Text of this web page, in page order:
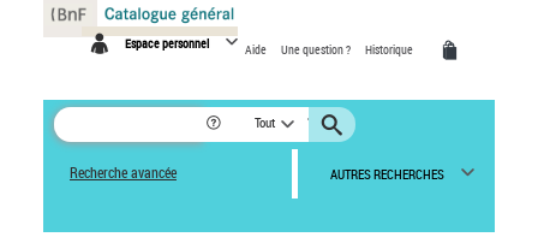
Espace personnel Aide Une question ? Historique
Tout
Recherche avancée AUTRES RECHERCHES
Panneau de gestion des cookies